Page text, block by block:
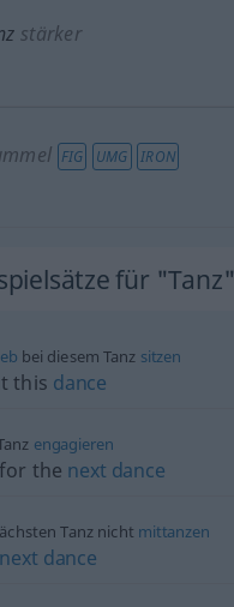
stärker
FIG UMG IRON
für "Tanz"
bei diesem Tanz sitzen
this dance
engagieren
for the next dance
Tanz nicht mittanzen
next dance